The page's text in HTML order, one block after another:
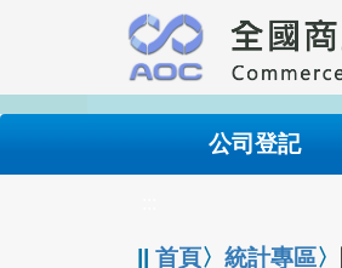
要
內
公司登記
||首頁〉統計專區〉